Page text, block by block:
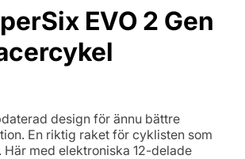
EVO 2 Gen
design för ännu bättre
En riktig raket för cyklisten som
med elektroniska 12-delade